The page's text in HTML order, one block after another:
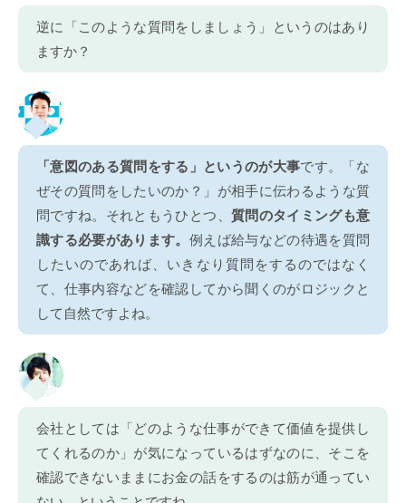
逆に「このような質問をしましょう」というのはあり
ますか？
「意図のある質問をする」というのが大事です。「な
ぜその質問をしたいのか？」が相手に伝わるような質
問ですね。それともうひとつ、 質問のタイミングも意
識する必要があります。 例えば給与などの待遇を質問
したいのであれば、いきなり質問をするのではなく
て、仕事内容などを確認してから聞くのがロジックと
して自然ですよね。
会社としては「どのような仕事ができて価値を提供し
てくれるのか」が気になっているはずなのに、そこを
確認できないままにお金の話をするのは筋が通ってい